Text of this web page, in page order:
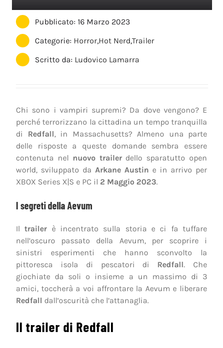
Pubblicato: 16 Marzo 2023
Categorie: Horror,Hot Nerd,Trailer
Scritto da: Ludovico Lamarra
Chi sono i vampiri supremi? Da dove vengono? E
perché terrorizzano la cittadina un tempo tranquilla
di Redfall, in Massachusetts? Almeno una parte
delle risposte a queste domande sembra essere
contenuta nel nuovo trailerdello sparatutto open
world, sviluppato da Arkane Austin e in arrivo per
XBOX Series X|S e PC il 2 Maggio 2023.
I segreti della Aevum
Iltrailer è incentrato sulla storia e ci fa tuffare
nell’oscuro passato della Aevum, per scoprire i
sinistri esperimenti che hanno sconvolto la
pittoresca isola di pescatori di Redfall. Che
giochiate da soli o insieme a un massimo di 3
amici, toccherà a voi affrontare la Aevum e liberare
Redfall dall’oscurità che l’attanaglia.
Il trailer di Redfall